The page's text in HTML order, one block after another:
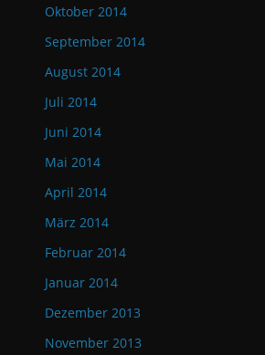
Oktober 2014
September 2014
August 2014
Juli 2014
Juni 2014
Mai 2014
April 2014
März 2014
Februar 2014
Januar 2014
Dezember 2013
November 2013